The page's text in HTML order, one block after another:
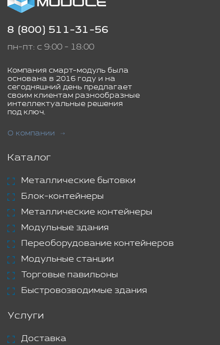
8 (800) 511-31-56
пн-пт: с 9:00 - 18:00
Компания смарт-модуль была
основана в 2016 году и на
сегодняшний день предлагает
своим клиентам разнообразные
интеллектуальные решения
под ключ.
О компании
Каталог
Металлические бытовки
Блок-контейнеры
Металлические контейнеры
Модульные здания
Переоборудование контейнеров
Модульные станции
Торговые павильоны
Быстровозводимые здания
Услуги
Доставка